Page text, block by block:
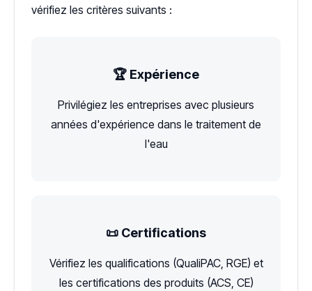
vérifiez les critères suivants :
🏆 Expérience
Privilégiez les entreprises avec plusieurs
années d'expérience dans le traitement de
l'eau
📜 Certifications
Vérifiez les qualifications (QualiPAC, RGE) et
les certifications des produits (ACS, CE)